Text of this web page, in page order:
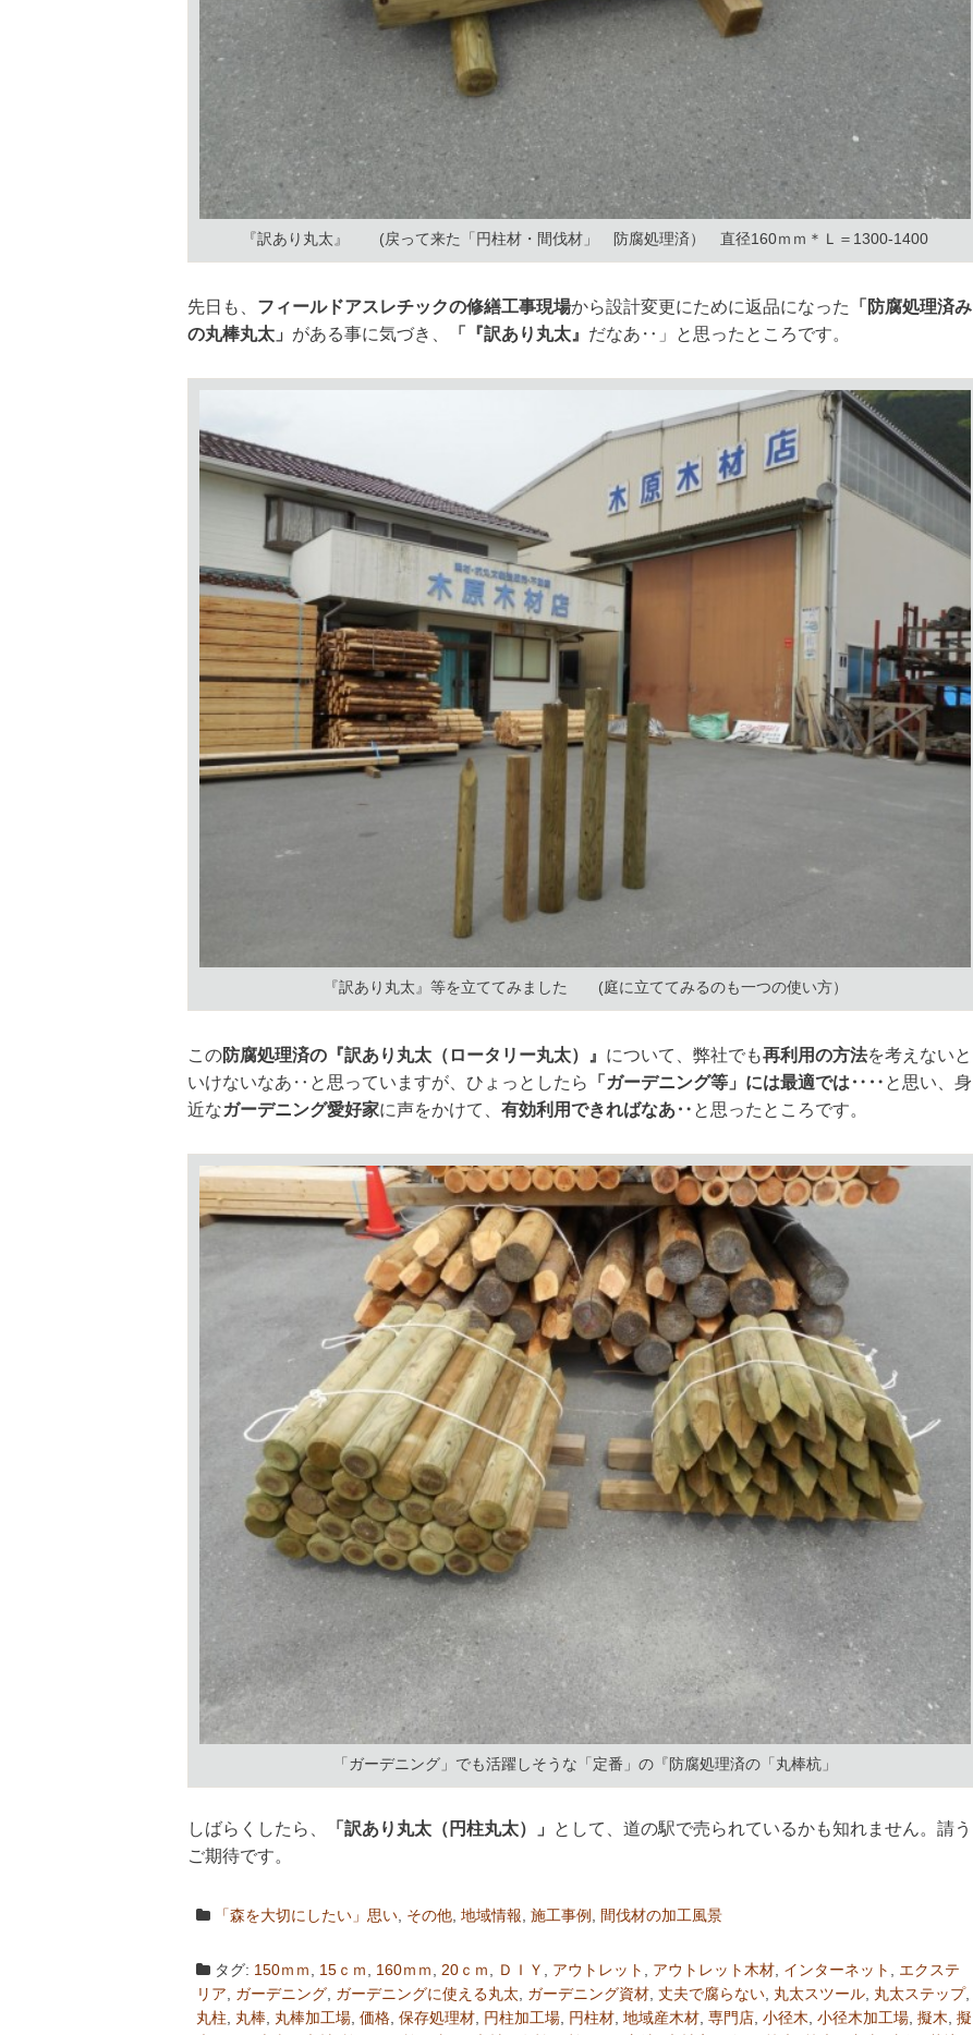
『訳あり丸太』 (戻って来た「円柱材・間伐材」 防腐処理済） 直径160ｍｍ＊Ｌ＝1300-1400
先日も、 フィールドアスレチックの修繕工事現場から設計変更にために返品になった
「防腐処理済み
の丸棒丸太」 がある事に気づき、 「『訳あり丸太』 だなあ‥」と思ったところです。
『訳あり丸太』等を立ててみました (庭に立ててみるのも一つの使い方）
この防腐処理済の『訳あり丸太（ロータリー丸太）』 について、弊社でも再利用の方法を考えないと
いけないなあ‥と思っていますが、ひょっとしたら
「ガーデニング等」には最適では‥‥ と思い、身
近なガーデニング愛好家に声をかけて、 有効利用できればなあ‥ と思ったところです。
「ガーデニング」でも活躍しそうな「定番」の『防腐処理済の「丸棒杭」
しばらくしたら、 「訳あり丸太（円柱丸太）」
として、道の駅で売られているかも知れません。請う
ご期待です。
「森を大切にしたい」思い その他 地域情報 施工事例 間伐材の加工風景
タグ: 150ｍｍ 15ｃｍ 160ｍｍ 20ｃｍ ＤＩＹ アウトレット アウトレット木材 インターネット
エクステ
リア
ガーデニング ガーデニングに使える丸太 ガーデニング資材 丈夫で腐らない 丸太スツール 丸太ステップ,
丸柱
丸棒 丸棒加工場 価格 保存処理材 円柱加工場 円柱材 地域産木材 専門店 小径木 小径木加工場 擬木 擬